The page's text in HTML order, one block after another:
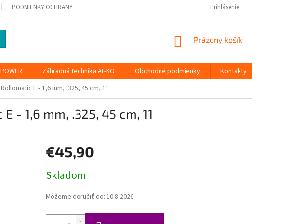
PODMIENKY OCHRANY OSOBNÝCH ÚDAJOV Prihlásenie
NÁKUPNÝ
Prázdny košík
Záhradná technika AL-KO Obchodné podmienky
Kontakty
E - 1,6 mm, .325, 45 cm, 11
- 1,6 mm, .325, 45 cm, 11
€45,90
cena:
Skladom
Môžeme doručiť do: 10.8.2026